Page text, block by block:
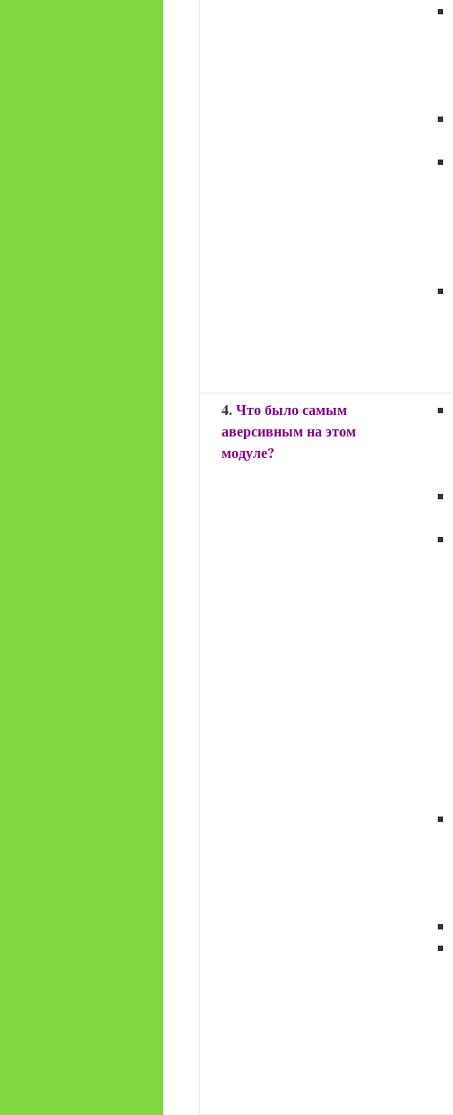
4.Что было самым
аверсивным на этом
модуле?